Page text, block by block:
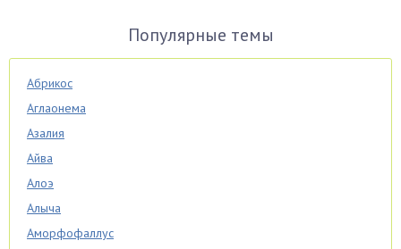
Популярные темы
Абрикос
Аглаонема
Азалия
Айва
Алоэ
Алыча
Аморфофаллус